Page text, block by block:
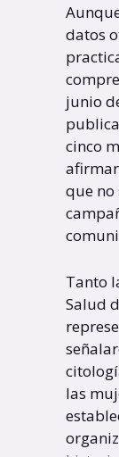
datos
junio
cinco
que no
Tanto
Salud
las